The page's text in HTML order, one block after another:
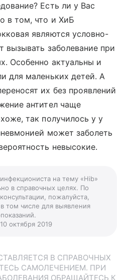
Есть ли у Вас
в том, что и ХиБ
являются условно-
вызывать заболевание при
Особенно актуальны и
для маленьких детей. А
их без проявлений
антител чаще
так получилось у у
может заболеть
невысокие.
на тему «Hib»
в справочных целях. По
пожалуйста,
том числе для выявления
октября 2019
В СПРАВОЧНЫХ
САМОЛЕЧЕНИЕМ. ПРИ
ОБРАЩАЙТЕСЬ К